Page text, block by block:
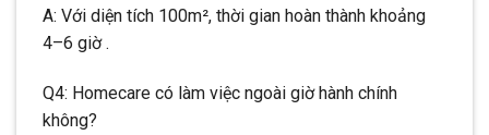
A: Với diện tích 100m², thời gian hoàn thành khoảng
4–6 giờ .
Q4: Homecare có làm việc ngoài giờ hành chính
không?